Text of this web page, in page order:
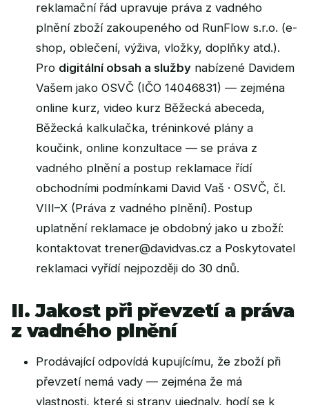
reklamační řád upravuje práva z vadného
plnění zboží zakoupeného od RunFlow s.r.o. (e-
shop, oblečení, výživa, vložky, doplňky atd.).
Pro digitální obsah a služby nabízené Davidem
Vašem jako OSVČ (IČO 14046831) — zejména
online kurz, video kurz Běžecká abeceda,
Běžecká kalkulačka, tréninkové plány a
koučink, online konzultace — se práva z
vadného plnění a postup reklamace řídí
obchodními podmínkami David Vaš · OSVČ, čl.
VIII–X (Práva z vadného plnění). Postup
uplatnění reklamace je obdobný jako u zboží:
kontaktovat trener@davidvas.cz a Poskytovatel
reklamaci vyřídí nejpozději do 30 dnů.
II. Jakost při převzetí a práva
z vadného plnění
Prodávající odpovídá kupujícímu, že zboží při
převzetí nemá vady — zejména že má
vlastnosti, které si strany ujednaly, hodí se k